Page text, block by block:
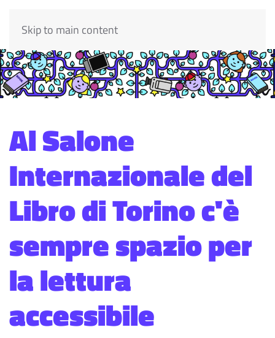
Skip to main content
Al Salone
Internazionale del
Libro di Torino c'è
sempre spazio per
la lettura
accessibile